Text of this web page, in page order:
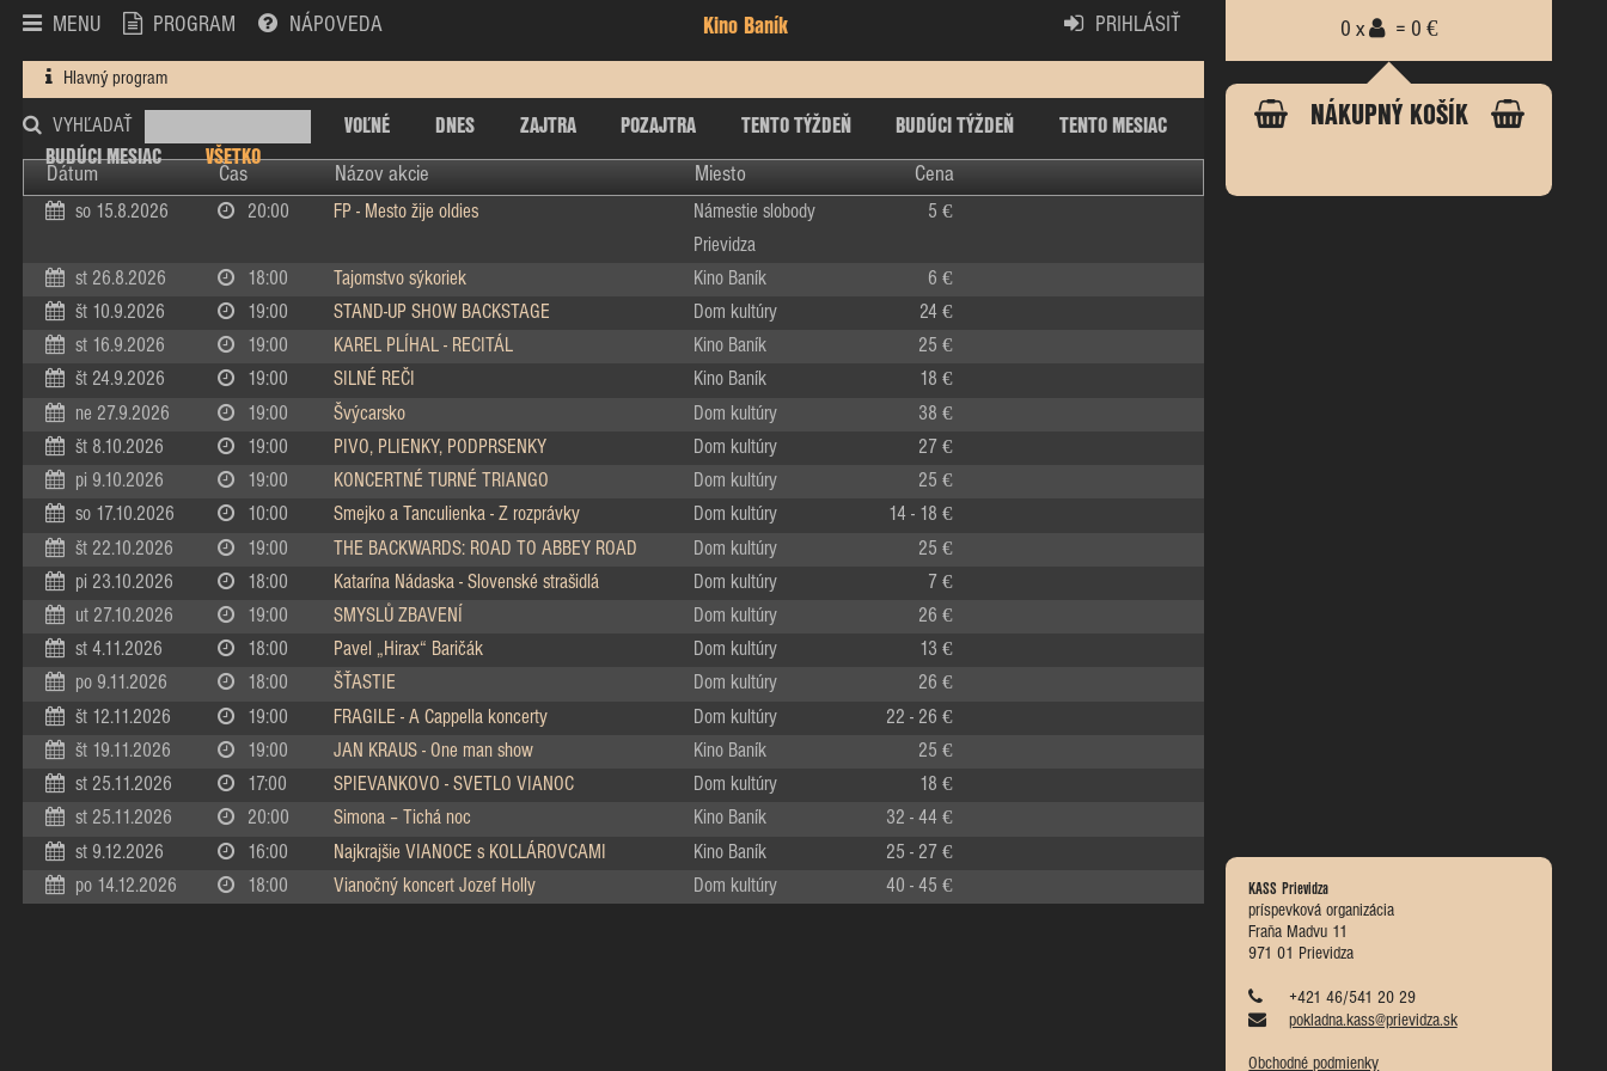
MENU PROGRAM NÁPOVEDA Kino Baník PRIHLÁSIŤ
Hlavný program
VYHĽADAŤ VOĽNÉ DNES ZAJTRA POZAJTRA TENTO TÝŽDEŇ BUDÚCI TÝŽDEŇ
TENTO MESIAC
BUDÚCI MESIAC
VŠETKO
Dátum Čas Názov akcie Miesto Cena
0 x = 0 €
NÁKUPNÝ KOŠÍK
KASS Prievidza
príspevková organizácia
Fraňa Madvu 11
971 01 Prievidza
+421 46/541 20 29
pokladna.kass@prievidza.sk
Obchodné podmienky
so 15.8.2026 20:00 FP - Mesto žije oldies
Námestie slobody
Prievidza
5 €
st 26.8.2026 18:00 Tajomstvo sýkoriek Kino Baník 6 €
št 10.9.2026 19:00 STAND-UP SHOW BACKSTAGE Dom kultúry 24 €
st 16.9.2026 19:00 KAREL PLÍHAL - RECITÁL Kino Baník 25 €
št 24.9.2026 19:00 SILNÉ REČI Kino Baník 18 €
ne 27.9.2026 19:00 Švýcarsko Dom kultúry 38 €
št 8.10.2026 19:00 PIVO, PLIENKY, PODPRSENKY Dom kultúry 27 €
pi 9.10.2026 19:00 KONCERTNÉ TURNÉ TRIANGO Dom kultúry 25 €
so 17.10.2026 10:00 Smejko a Tanculienka - Z rozprávky Dom kultúry 14 - 18 €
št 22.10.2026 19:00 THE BACKWARDS: ROAD TO ABBEY ROAD Dom kultúry 25 €
pi 23.10.2026 18:00 Katarína Nádaska - Slovenské strašidlá Dom kultúry 7 €
ut 27.10.2026 19:00 SMYSLŮ ZBAVENÍ Dom kultúry 26 €
st 4.11.2026 18:00 Pavel „Hirax“ Baričák Dom kultúry 13 €
po 9.11.2026 18:00 ŠŤASTIE Dom kultúry 26 €
št 12.11.2026 19:00 FRAGILE - A Cappella koncerty Dom kultúry 22 - 26 €
št 19.11.2026 19:00 JAN KRAUS - One man show Kino Baník 25 €
st 25.11.2026 17:00 SPIEVANKOVO - SVETLO VIANOC Dom kultúry 18 €
st 25.11.2026 20:00 Simona – Tichá noc Kino Baník 32 - 44 €
st 9.12.2026 16:00 Najkrajšie VIANOCE s KOLLÁROVCAMI Kino Baník 25 - 27 €
po 14.12.2026 18:00 Vianočný koncert Jozef Holly Dom kultúry 40 - 45 €